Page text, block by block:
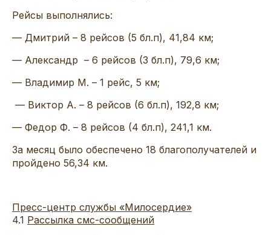
Рейсы выполнялись:
— Дмитрий – 8 рейсов (5 бл.п), 41,84 км;
— Александр – 6 рейсов (3 бл.п), 79,6 км;
— Владимир М. – 1 рейс, 5 км;
— Виктор А. – 8 рейсов (6 бл.п), 192,8 км;
— Федор Ф. – 8 рейсов (4 бл.п), 241,1 км.
За месяц было обеспечено 18 благополучателей и
пройдено 56,34 км.
Пресс-центр службы «Милосердие»
4.1 Рассылка смс-сообщений